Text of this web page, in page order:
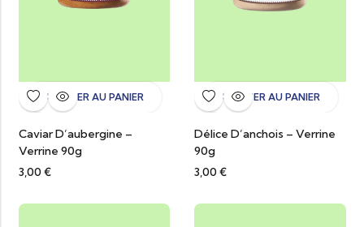
AJOUTER AU PANIER
Caviar D’aubergine –
Verrine 90g
3,00 €
AJOUTER AU PANIER
Délice D’anchois – Verrine
90g
3,00 €